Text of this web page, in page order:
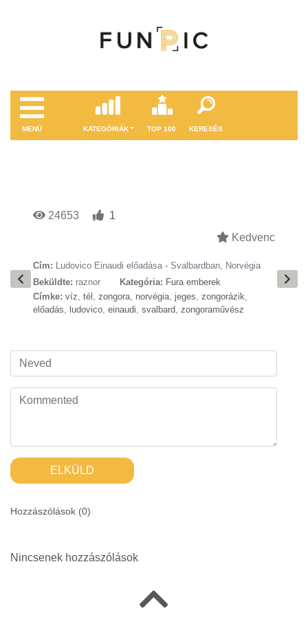
MENÜ KATEGÓRIÁK TOP 100 KERESÉS
24653
1
Kedvenc
Cím: Ludovico Einaudi előadása - Svalbardban, Norvégia
Beküldte: raznor Kategória: Fura emberek
Címke: víz, tél , zongora, norvégia, jeges, zongorázik,
előadás, ludovico, einaudi, svalbard, zongoraművész
ELKÜLD
Hozzászólások (0)
Nincsenek hozzászólások